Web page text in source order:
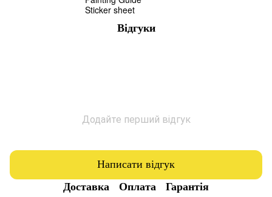
Sticker sheet
Відгуки
Додайте перший відгук
Написати відгук
Доставка
Оплата Гарантія